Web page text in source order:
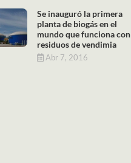
Se inauguró la primera
planta de biogás en el
mundo que funciona con
residuos de vendimia
Abr 7, 2016